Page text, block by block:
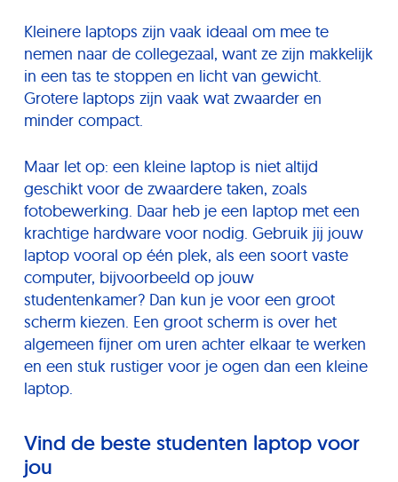
Kleinere laptops zijn vaak ideaal om mee te
nemen naar de collegezaal, want ze zijn makkelijk
in een tas te stoppen en licht van gewicht.
Grotere laptops zijn vaak wat zwaarder en
minder compact.
Maar let op: een kleine laptop is niet altijd
geschikt voor de zwaardere taken, zoals
fotobewerking. Daar heb je een laptop met een
krachtige hardware voor nodig. Gebruik jij jouw
laptop vooral op één plek, als een soort vaste
computer, bijvoorbeeld op jouw
studentenkamer? Dan kun je voor een groot
scherm kiezen. Een groot scherm is over het
algemeen fijner om uren achter elkaar te werken
en een stuk rustiger voor je ogen dan een kleine
laptop.
Vind de beste studenten laptop voor
jou